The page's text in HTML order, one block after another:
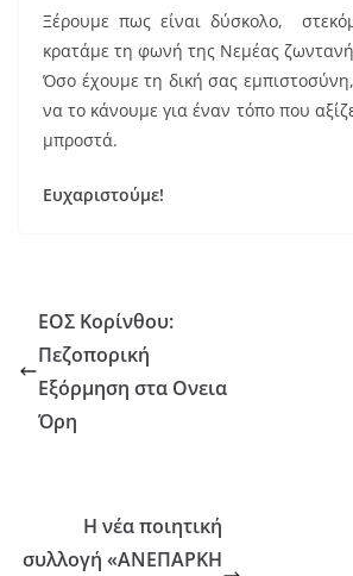
Ξέρουμε πως είναι δύσκολο,
κρατάμε τη φωνή της Νεμέας
Όσο έχουμε τη δική σας
να το κάνουμε για έναν τόπο που
μπροστά.
Ευχαριστούμε!
ΕΟΣ Κορίνθου:
Πεζοπορική
Εξόρμηση στα Ονεια
Όρη
Η νέα ποιητική
συλλογή «ΑΝΕΠΑΡΚΗ